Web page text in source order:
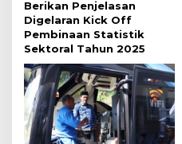
Berikan Penjelasan
Digelaran Kick Off
Pembinaan Statistik
Sektoral Tahun 2025